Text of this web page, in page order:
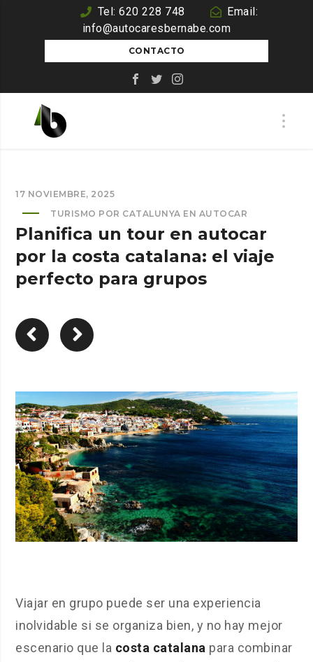
Tel: 620 228 748
Email:
info@autocaresbernabe.com
CONTACTO
17 NOVIEMBRE, 2025
TURISMO POR CATALUNYA EN AUTOCAR
Planifica un tour en autocar
por la costa catalana: el viaje
perfecto para grupos
Viajar en grupo puede ser una experiencia
inolvidable si se organiza bien, y no hay mejor
escenario que la costa catalana para combinar